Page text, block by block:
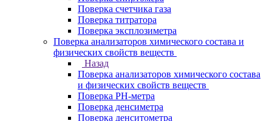
Поверка счетчика газа
Поверка титратора
Поверка эксплозиметра
Поверка анализаторов химического состава и
физических свойств веществ
Назад
Поверка анализаторов химического состава
и физических свойств веществ
Поверка PH-метра
Поверка денсиметра
Поверка денситометра